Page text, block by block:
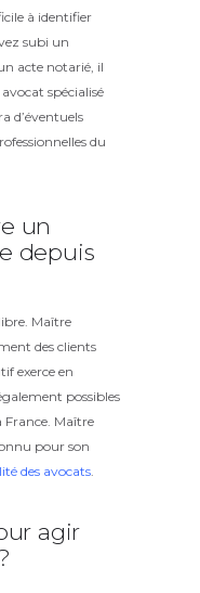
à identifier
subi un
acte notarié, il
spécialisé
d’éventuels
du
un
depuis
Maître
des clients
exerce en
possibles
France. Maître
pour son
des avocats.
agir